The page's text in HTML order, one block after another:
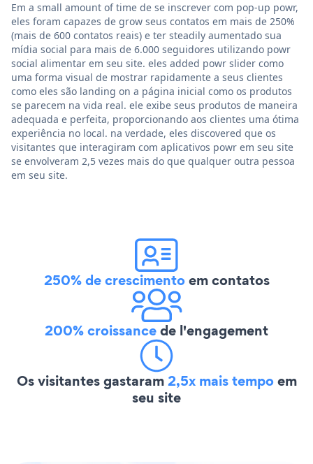
Em a small amount of time de se inscrever com pop-up powr,
eles foram capazes de grow seus contatos em mais de 250%
(mais de 600 contatos reais) e ter steadily aumentado sua
mídia social para mais de 6.000 seguidores utilizando powr
social alimentar em seu site. eles added powr slider como
uma forma visual de mostrar rapidamente a seus clientes
como eles são landing on a página inicial como os produtos
se parecem na vida real. ele exibe seus produtos de maneira
adequada e perfeita, proporcionando aos clientes uma ótima
experiência no local. na verdade, eles discovered que os
visitantes que interagiram com aplicativos powr em seu site
se envolveram 2,5 vezes mais do que qualquer outra pessoa
em seu site.
250% de crescimentoem contatos
200% croissancede l'engagement
Os visitantes gastaram2,5x mais tempoem
seu site